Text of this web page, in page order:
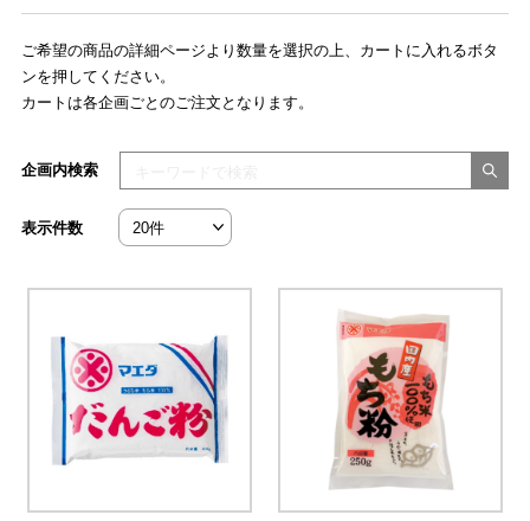
ご希望の商品の詳細ページより数量を選択の上、カートに入れるボタ
ンを押してください。
カートは各企画ごとのご注文となります。
検索キーワードを入力してください
企画内検索
表示件数